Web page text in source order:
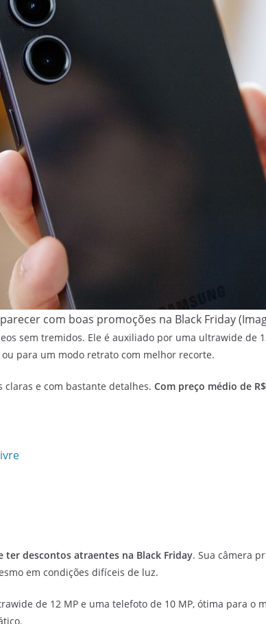
com boas promoções na Black Friday
sem tremidos. Ele é auxiliado por uma ultrawide de
para um modo retrato com melhor recorte.
e com bastante detalhes. Com preço médio de
ter descontos atraentes na Black Friday. Sua câmera
em condições difíceis de luz.
de 12 MP e uma telefoto de 10 MP, ótima para o